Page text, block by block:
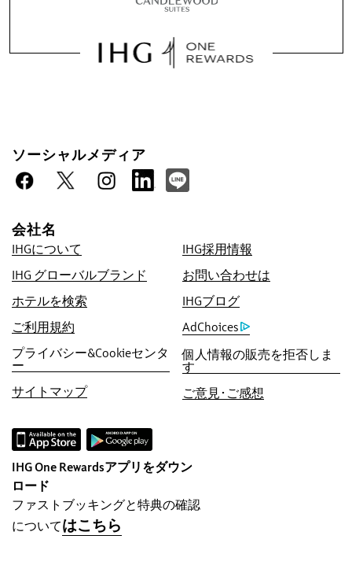
ソーシャルメディア
会社名
IHGについて
IHG採用情報
IHG グローバルブランド
お問い合わせは
ホテルを検索
IHGブログ
ご利用規約
AdChoices
プライバシー&Cookieセンタ
ー
個人情報の販売を拒否しま
す
サイトマップ
ご意見･ご感想
IHG One Rewardsアプリをダウン
ロード
ファストブッキングと特典の確認
についてはこちら
公式サイトご予約特典
IHGでは現時点のオンライン最低価格を保証い
たします。より低い価格を見つけられた場合に
は、その価格に合わせた上で、5倍のIHG®リワ
ーズクラブ ポイント（最大40,000ポイント）
を進呈いたします。
オンライン予約保証
客室保証
ご予約手数料無料！
ただきません。
データプライバシー＆サイトセキュリティ
IHGでは、お客様のプライバシーを尊重し、保
護に努めています。お客様からお預かりした個
人情報は全て暗号化し、安全を確保していま
す。